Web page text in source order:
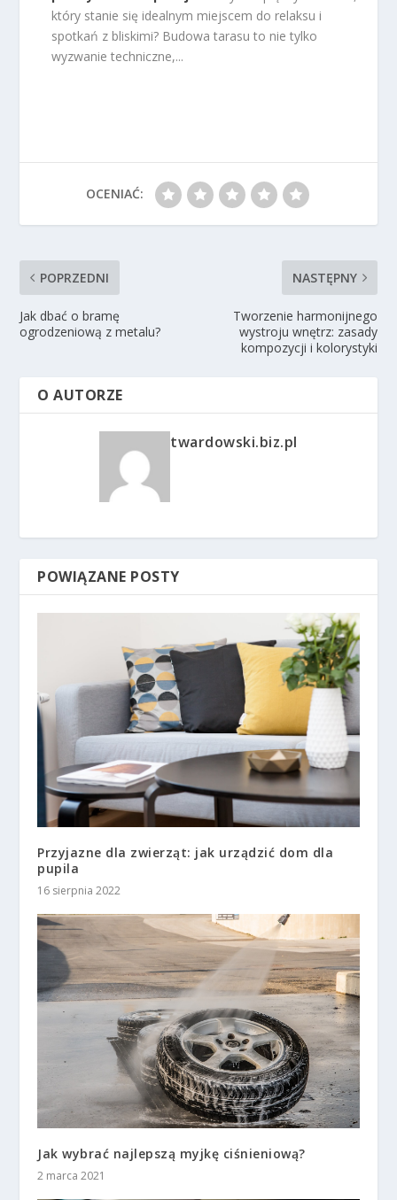
który stanie się idealnym miejscem do relaksu i
spotkań z bliskimi? Budowa tarasu to nie tylko
wyzwanie techniczne,...
OCENIAĆ:
POPRZEDNI
Jak dbać o bramę
ogrodzeniową z metalu?
NASTĘPNY
Tworzenie harmonijnego
wystroju wnętrz: zasady
kompozycji i kolorystyki
O AUTORZE
twardowski.biz.pl
POWIĄZANE POSTY
Przyjazne dla zwierząt: jak urządzić dom dla
pupila
16 sierpnia 2022
Jak wybrać najlepszą myjkę ciśnieniową?
2 marca 2021